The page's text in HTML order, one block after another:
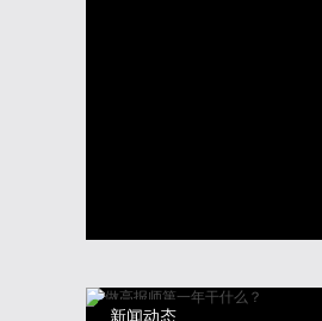
新闻动态